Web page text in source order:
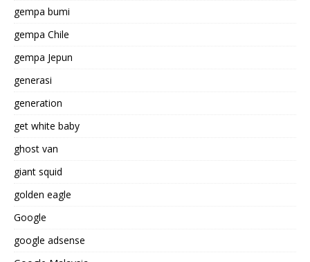
gempa bumi
gempa Chile
gempa Jepun
generasi
generation
get white baby
ghost van
giant squid
golden eagle
Google
google adsense